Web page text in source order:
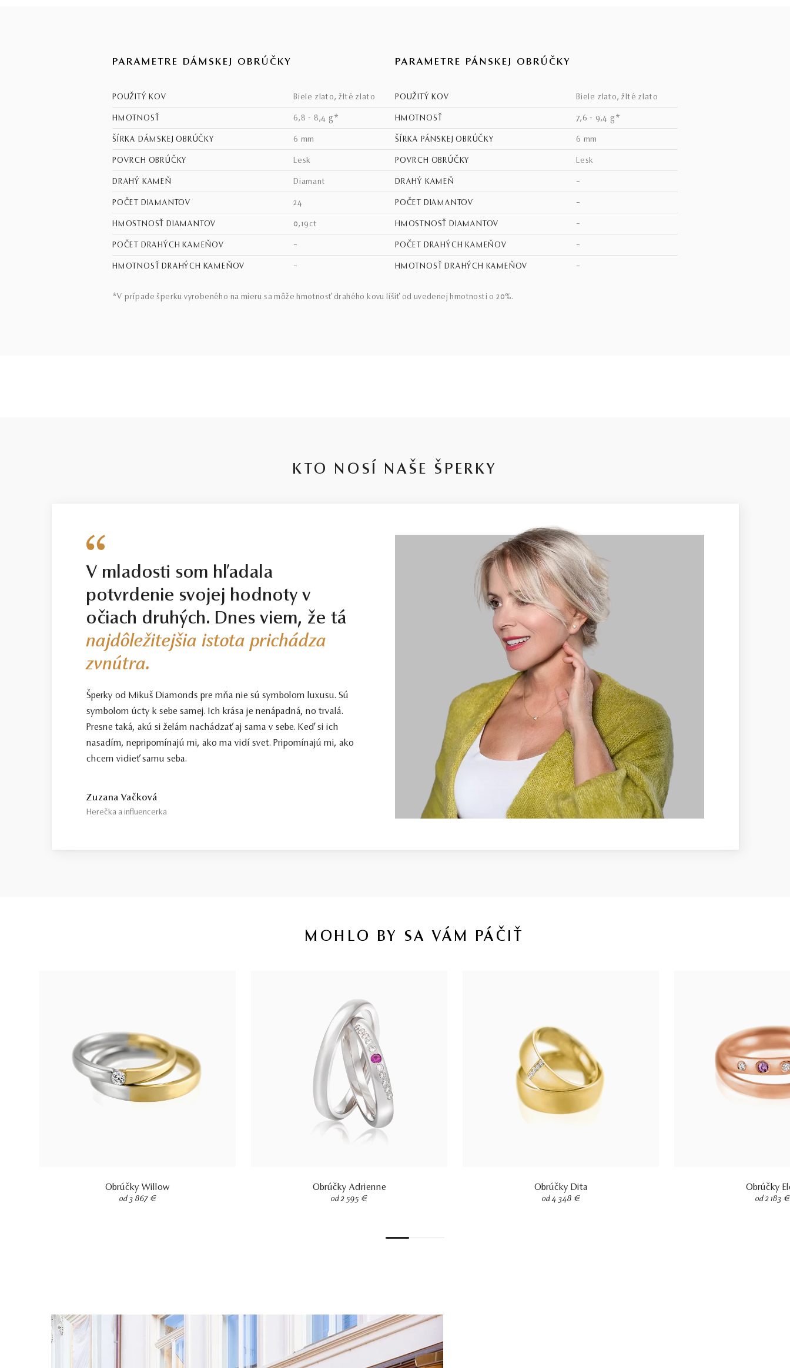
PARAMETRE DÁMSKEJ OBRÚČKY
POUŽITÝ KOV biele zlato, žlté zlato
HMOTNOSŤ 6,8 - 8,4 g*
ŠÍRKA DÁMSKEJ OBRÚČKY 6 mm
POVRCH OBRÚČKY lesk
DRAHÝ KAMEŇ diamant
POČET DIAMANTOV 24
HMOSTNOSŤ DIAMANTOV 0,19ct
POČET DRAHÝCH KAMEŇOV –
HMOTNOSŤ DRAHÝCH KAMEŇOV –
PARAMETRE PÁNSKEJ OBRÚČKY
POUŽITÝ KOV biele zlato, žlté zlato
HMOTNOSŤ 7,6 - 9,4 g*
ŠÍRKA PÁNSKEJ OBRÚČKY 6 mm
POVRCH OBRÚČKY lesk
DRAHÝ KAMEŇ –
POČET DIAMANTOV –
HMOSTNOSŤ DIAMANTOV –
POČET DRAHÝCH KAMEŇOV –
HMOTNOSŤ DRAHÝCH KAMEŇOV –
*V prípade šperku vyrobeného na mieru sa môže hmotnosť drahého kovu líšiť od uvedenej hmotnosti o 20%.
KTO NOSÍ NAŠE ŠPERKY
V mladosti som hľadala
potvrdenie svojej hodnoty v
očiach druhých. Dnes viem, že tá
najdôležitejšia istota prichádza
zvnútra.
Šperky od Mikuš Diamonds pre mňa nie sú symbolom luxusu. Sú
symbolom úcty k sebe samej. Ich krása je nenápadná, no trvalá.
Presne taká, akú si želám nachádzať aj sama v sebe. Keď si ich
nasadím, nepripomínajú mi, ako ma vidí svet. Pripomínajú mi, ako
chcem vidieť samu seba.
Zuzana Vačková
Herečka a influencerka
MOHLO BY SA VÁM PÁČIŤ
Obrúčky Willow
od 3 867 €
Obrúčky Adrienne
od 2 595 €
Obrúčky Dita
od 4 348 €
Obrúčky
od 2 183 €